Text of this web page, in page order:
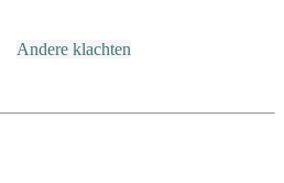
Andere klachten